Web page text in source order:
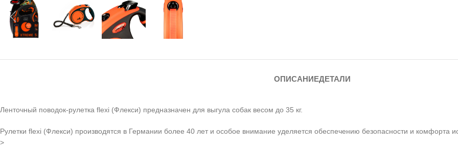
ОПИСАНИЕДЕТАЛИ
Ленточный поводок-рулетка flexi (Флекси) предназначен для выгула собак весом до 35 кг.
Рулетки flexi (Флекси) производятся в Германии более 40 лет и особое внимание уделяется обеспечению безопасности и комфорта
>